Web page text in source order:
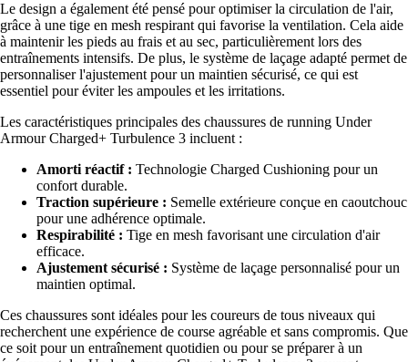
Le design a également été pensé pour optimiser la circulation de l'air,
grâce à une tige en mesh respirant qui favorise la ventilation. Cela aide
à maintenir les pieds au frais et au sec, particulièrement lors des
entraînements intensifs. De plus, le système de laçage adapté permet de
personnaliser l'ajustement pour un maintien sécurisé, ce qui est
essentiel pour éviter les ampoules et les irritations.
Les caractéristiques principales des chaussures de running Under
Armour Charged+ Turbulence 3 incluent :
Amorti réactif : Technologie Charged Cushioning pour un
confort durable.
Traction supérieure : Semelle extérieure conçue en caoutchouc
pour une adhérence optimale.
Respirabilité : Tige en mesh favorisant une circulation d'air
efficace.
Ajustement sécurisé : Système de laçage personnalisé pour un
maintien optimal.
Ces chaussures sont idéales pour les coureurs de tous niveaux qui
recherchent une expérience de course agréable et sans compromis. Que
ce soit pour un entraînement quotidien ou pour se préparer à un